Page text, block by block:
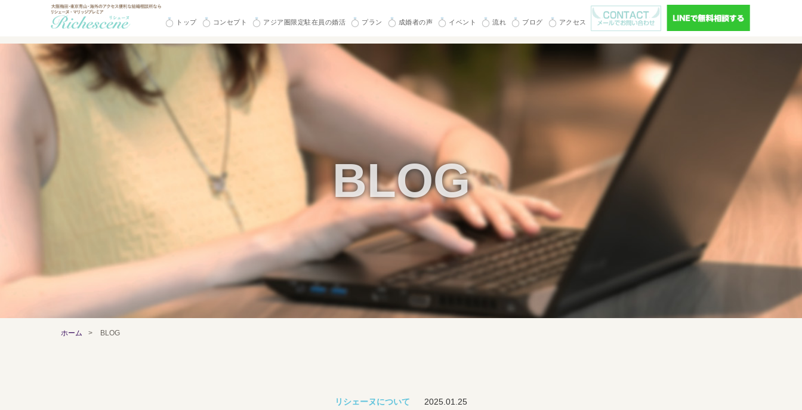
トップ コンセプト アジア圏限定駐在員の婚活 プラン 成婚者の声 イベント 流れ ブログ アクセス
BLOG
ホーム > BLOG
リシェーヌについて 2025.01.25